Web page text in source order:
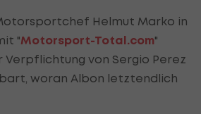
Helmut Marko in
"Motorsport-Total.com"
Verpflichtung von Sergio Perez
woran Albon letztendlich